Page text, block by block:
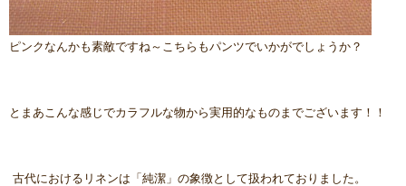
ピンクなんかも素敵ですね～こちらもパンツでいかがでしょうか？
とまあこんな感じでカラフルな物から実用的なものまでございます！！
古代におけるリネンは「純潔」の象徴として扱われておりました。